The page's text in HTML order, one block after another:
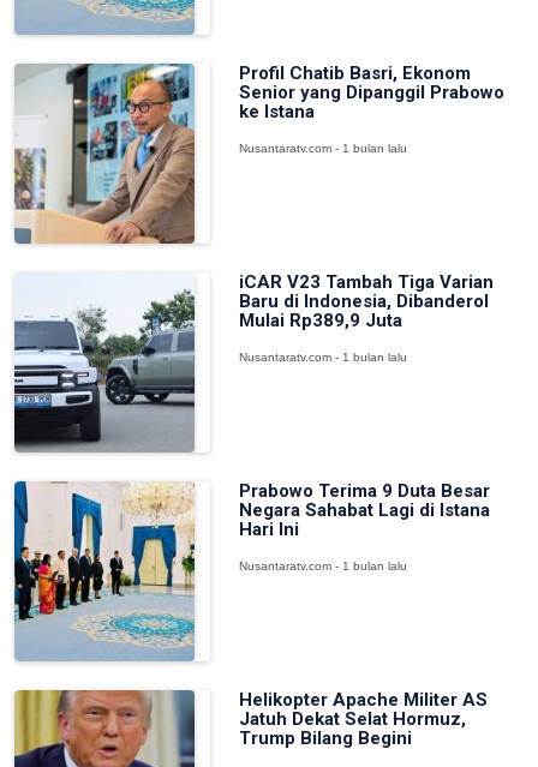
Profil Chatib Basri, Ekonom
Senior yang Dipanggil Prabowo
ke Istana
Nusantaratv.com - 1 bulan lalu
iCAR V23 Tambah Tiga Varian
Baru di Indonesia, Dibanderol
Mulai Rp389,9 Juta
Nusantaratv.com - 1 bulan lalu
Prabowo Terima 9 Duta Besar
Negara Sahabat Lagi di Istana
Hari Ini
Nusantaratv.com - 1 bulan lalu
Helikopter Apache Militer AS
Jatuh Dekat Selat Hormuz,
Trump Bilang Begini